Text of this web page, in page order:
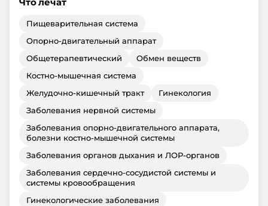
Что лечат
Пищеварительная система
Опорно-двигательный аппарат
Общетерапевтический
Обмен веществ
Костно-мышечная система
Желудочно-кишечный тракт
Гинекология
Заболевания нервной системы
Заболевания опорно-двигательного аппарата,
болезни костно-мышечной системы
Заболевания органов дыхания и ЛОР-органов
Заболевания сердечно-сосудистой системы и
системы кровообращения
Гинекологические заболевания